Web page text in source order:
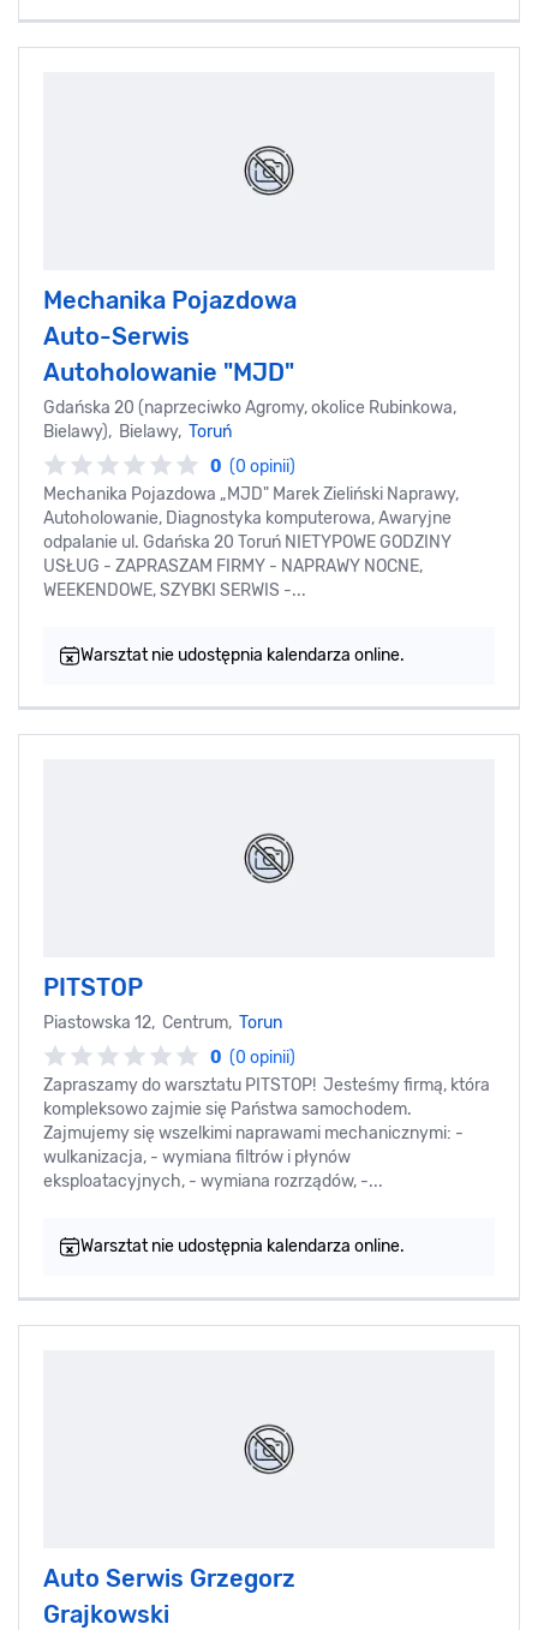
Mechanika Pojazdowa
Auto-Serwis
Autoholowanie "MJD"
Gdańska 20 (naprzeciwko Agromy, okolice Rubinkowa,
Bielawy), Bielawy, Toruń
0 (0 opinii)
Mechanika Pojazdowa „MJD" Marek Zieliński Naprawy,
Autoholowanie, Diagnostyka komputerowa, Awaryjne
odpalanie ul. Gdańska 20 Toruń NIETYPOWE GODZINY
USŁUG - ZAPRASZAM FIRMY - NAPRAWY NOCNE,
WEEKENDOWE, SZYBKI SERWIS -...
Warsztat nie udostępnia kalendarza online.
PITSTOP
Piastowska 12, Centrum, Torun
0 (0 opinii)
Zapraszamy do warsztatu PITSTOP! Jesteśmy firmą, która
kompleksowo zajmie się Państwa samochodem.
Zajmujemy się wszelkimi naprawami mechanicznymi: -
wulkanizacja, - wymiana filtrów i płynów
eksploatacyjnych, - wymiana rozrządów, -...
Warsztat nie udostępnia kalendarza online.
Auto Serwis Grzegorz
Grajkowski